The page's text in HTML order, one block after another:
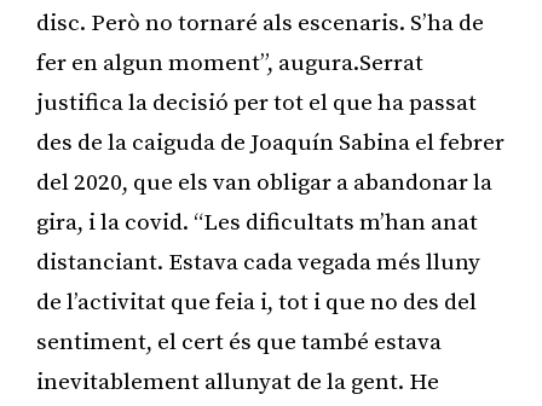
disc. Però no tornaré als escenaris. S’ha de
fer en algun moment”, augura.Serrat
justifica la decisió per tot el que ha passat
des de la caiguda de Joaquín Sabina el febrer
del 2020, que els van obligar a abandonar la
gira, i la covid. “Les dificultats m’han anat
distanciant. Estava cada vegada més lluny
de l’activitat que feia i, tot i que no des del
sentiment, el cert és que també estava
inevitablement allunyat de la gent. He